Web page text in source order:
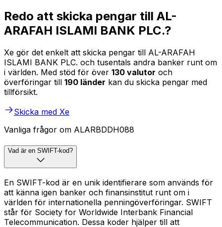
Redo att skicka pengar till AL-
ARAFAH ISLAMI BANK PLC.?
Xe gör det enkelt att skicka pengar till AL-ARAFAH
ISLAMI BANK PLC. och tusentals andra banker runt om
i världen. Med stöd för över 130 valutor och
överföringar till 190 länder kan du skicka pengar med
tillförsikt.
Skicka med Xe
Vanliga frågor om ALARBDDH088
Vad är en SWIFT-kod?
En SWIFT-kod är en unik identifierare som används för
att känna igen banker och finansinstitut runt om i
världen för internationella penningöverföringar. SWIFT
står för Society for Worldwide Interbank Financial
Telecommunication. Dessa koder hjälper till att